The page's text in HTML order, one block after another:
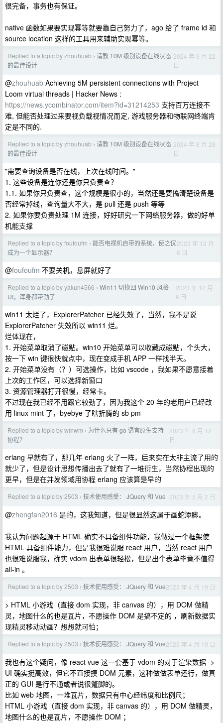
很完备，事务也有保证。
native 函数如果要实现幂等就要靠自己努力了，ago 给了 frame id 和
source location 这样的工具用来辅助实现幂等。
Replied to a topic by zhouhuab › 请教 10M 级别设备在线状态
的最佳设计
2024 年 9 月 22
日
@zhouhuab Achieving 5M persistent connections with Project
Loom virtual threads | Hacker News :
https://news.ycombinator.com/item?id=31214253 支持百万连接不
难, 但能否处理过来要视负载视情况而定, 游戏服务器和物联网终端肯
定是不同的.
Replied to a topic by zhouhuab › 请教 10M 级别设备在线状态
的最佳设计
2024 年 8 月 28
日
"需要查询设备是否在线，上次在线时间。"
1. 这些设备是连你还是你只负责查？
1.1. 如果你只负责查，这个规模是很小的，当然还是要搞清楚设备是
否经常掉线，查询量大不大，是 pull 还是 push 等等
2. 如果你要负责处理 1M 连接，好好研究一下网络服务器，做的好单
机能支撑
Replied to a topic by foufoufm › 能否电视机自带的系统，使之仅
成为一个显示器？
2023 年 12 月
6 日
@foufoufm 不要关机，息屏就好了
Replied to a topic by yakun4566 › Win11 切换回 Win10 风格
UI，浑身都带劲了
2023 年 12 月
6 日
win11 太烂了，ExplorerPatcher 已经失效了，当然，我不是说
ExplorerPatcher 失效所以 win11 烂。
烂体现在，
1. 开始菜单取消了磁贴。win10 开始菜单可以收藏成磁贴，个头大，
按一下 win 键很快就点中，现在变成手机 APP 一样找半天。
2. 开始菜单没有（？）可选操作，比如 vscode ，我如果不愿意接着
上次的工作区，可以选择新窗口
3. 资源管理器打开很慢，经常卡。
不过现在我已经不用跟它较劲了，因为我这个 20 年的老用户已经改
用 linux mint 了，byebye 了瞎折腾的 sb pm
Replied to a topic by wmwm › 为什么只有 go 语言原生支持
协程？
2023 年 8 月 12
日
erlang 早就有了，那几年 erlang 火了一阵，后来实在太非主流了用的
就少了，但是设计思想传播出去了就有了一堆衍生，当然协程出现的
更早，但是在并发领域用协程 erlang 应该算是早的
Replied to a topic by 2503 › 技术使用感受： JQuery 和 Vue 2023 年 5 月 2 日
@zhengfan2016 是的，这我知道，但是很显然这属于画蛇添脚。
我认为问题起源于 HTML 确实不具备组件功能，我做过一个框架使
HTML 具备组件能力，但是我很难说服 react 用户，当然 react 用户
也很难说服我，确实 vdom 出表单很轻松，但是出个表单毕竟不值得
all-in 。
Replied to a topic by 2503 › 技术使用感受： JQuery 和 Vue2023 年 4 月 19 日
> HTML 小游戏（直接 dom 实现，非 canvas 的），用 DOM 做精
灵，地图什么的也是瓦片，不愿操作 DOM 是搞不定的 ，刷新数据实
现精灵移动动画？想想就可怕；
Replied to a topic by 2503 › 技术使用感受： JQuery 和 Vue2023 年 4 月 19 日
我也有这个疑问，像 react vue 这一套基于 vdom 的对于渲染数据 ->
UI 确实挺高效，但它不直接摸 DOM 元素，这种做做表单还行，做真
正的 GUI 是行不通或者说很蹩脚的。
比如 web 地图，一堆瓦片，数据只有中心经纬度和比例尺；
HTML 小游戏（直接 dom 实现，非 canvas 的），用 DOM 做精灵，
地图什么的也是瓦片，不愿操作 DOM ；